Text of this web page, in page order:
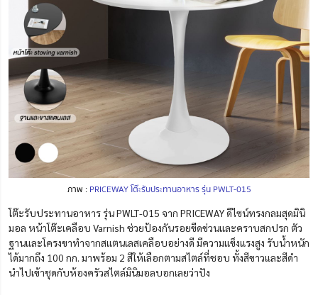
ภาพ : PRICEWAY โต๊ะรับประทานอาหาร รุ่น PWLT-015
โต๊ะรับประทานอาหาร รุ่น PWLT-015 จาก PRICEWAY ดีไซน์ทรงกลมสุดมินิ
มอล หน้าโต๊ะเคลือบ Varnish ช่วยป้องกันรอยขีดข่วนและคราบสกปรก ตัว
ฐานและโครงขาทำจากสแตนเลสเคลือบอย่างดี มีความแข็งแรงสูง รับน้ำหนัก
ได้มากถึง 100 กก. มาพร้อม 2 สีให้เลือกตามสไตล์ที่ชอบ ทั้งสีขาวและสีดำ
นำไปเข้าชุดกับห้องครัวสไตล์มินิมอลบอกเลยว่าปัง